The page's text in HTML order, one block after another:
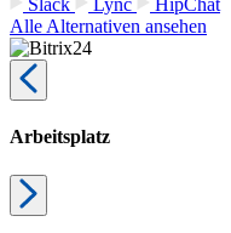
Slack
Lync
HipChat
Alle Alternativen ansehen
Arbeitsplatz